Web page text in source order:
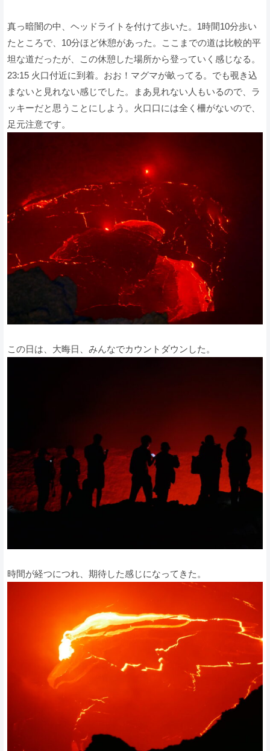
真っ暗闇の中、ヘッドライトを付けて歩いた。1時間10分歩い
たところで、10分ほど休憩があった。ここまでの道は比較的平
坦な道だったが、この休憩した場所から登っていく感じなる。
23:15 火口付近に到着。おお！マグマが畝ってる。でも覗き込
まないと見れない感じでした。まあ見れない人もいるので、ラ
ッキーだと思うことにしよう。火口口には全く柵がないので、
足元注意です。
この日は、大晦日、みんなでカウントダウンした。
時間が経つにつれ、期待した感じになってきた。